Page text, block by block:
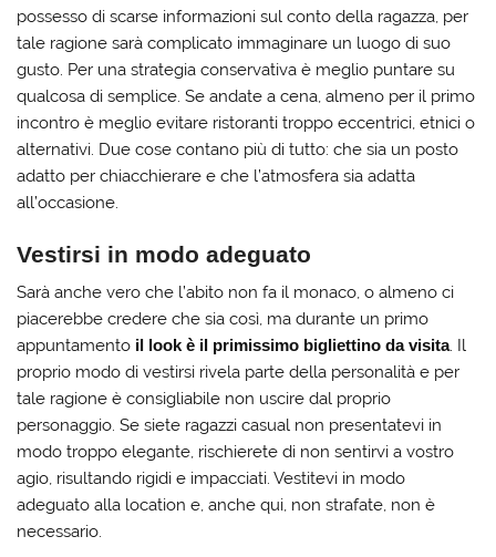
possesso di scarse informazioni sul conto della ragazza, per
tale ragione sarà complicato immaginare un luogo di suo
gusto. Per una strategia conservativa è meglio puntare su
qualcosa di semplice. Se andate a cena, almeno per il primo
incontro è meglio evitare ristoranti troppo eccentrici, etnici o
alternativi. Due cose contano più di tutto: che sia un posto
adatto per chiacchierare e che l’atmosfera sia adatta
all’occasione.
Vestirsi in modo adeguato
Sarà anche vero che l’abito non fa il monaco, o almeno ci
piacerebbe credere che sia così, ma durante un primo
appuntamento il look è il primissimo bigliettino da visita. Il
proprio modo di vestirsi rivela parte della personalità e per
tale ragione è consigliabile non uscire dal proprio
personaggio. Se siete ragazzi casual non presentatevi in
modo troppo elegante, rischierete di non sentirvi a vostro
agio, risultando rigidi e impacciati. Vestitevi in modo
adeguato alla location e, anche qui, non strafate, non è
necessario.